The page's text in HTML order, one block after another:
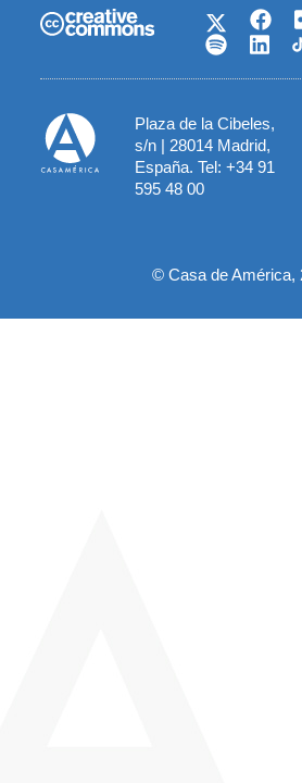
Plaza de la Cibeles,
s/n | 28014 Madrid,
España. Tel: +34 91
595 48 00
© Casa de América,